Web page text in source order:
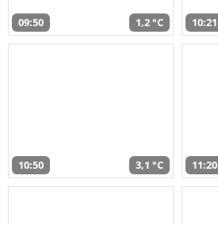
09:50 1,2 °C 10:21
10:50 3,1 °C 11:20